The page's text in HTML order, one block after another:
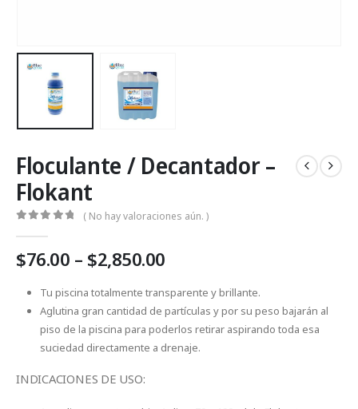
Floculante / Decantador –
Flokant
( No hay valoraciones aún. )
$76.00 – $2,850.00
$76.00
through
$2,850.00
Tu piscina totalmente transparente y brillante.
Aglutina gran cantidad de partículas y por su peso bajarán al
piso de la piscina para poderlos retirar aspirando toda esa
suciedad directamente a drenaje.
INDICACIONES DE USO: